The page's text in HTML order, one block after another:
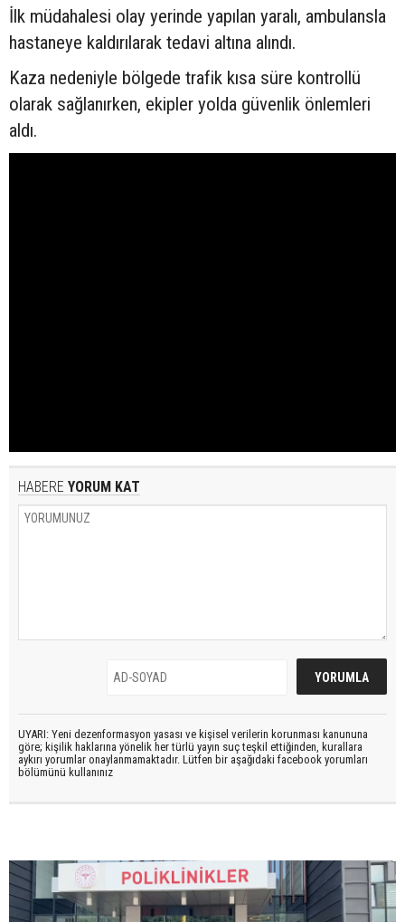
İlk müdahalesi olay yerinde yapılan yaralı, ambulansla
hastaneye kaldırılarak tedavi altına alındı.
Kaza nedeniyle bölgede trafik kısa süre kontrollü
olarak sağlanırken, ekipler yolda güvenlik önlemleri
aldı.
HABERE YORUM KAT
UYARI: Yeni dezenformasyon yasası ve kişisel verilerin korunması kanununa
göre; kişilik haklarına yönelik her türlü yayın suç teşkil ettiğinden, kurallara
aykırı yorumlar onaylanmamaktadır. Lütfen bir aşağıdaki facebook yorumları
bölümünü kullanınız